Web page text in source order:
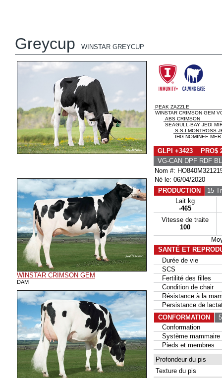
Greycup WINSTAR GREYCUP
WINSTAR CRIMSON GEM
DAM
PEAK ZAZZLE
WINSTAR CRIMSON GEM
ABS CRIMSON
SEAGULL-BAY JEDI
S-S-I MONTROSS
IHG NOMINEE
GLPI +3423 PRO$
VG-CAN DPF RDF
Nom #:
Né le: 06/04/2020
PRODUCTION
15
Lait kg
-465
Vitesse de traite
100
SANTÉ ET
Durée de vie
SCS
Fertilité des filles
Condition de chair
Résistance à la
Persistance de
CONFORMATION
Conformation
Système mammaire
Pieds et membres
Profondeur du pis
Texture du pis